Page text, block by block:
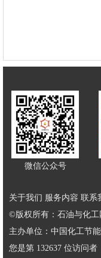
微信公众号
关于我们 服务内容 联系
©版权所有：石油与化工
主办单位：中国化工节
您是第 132637 位访问者